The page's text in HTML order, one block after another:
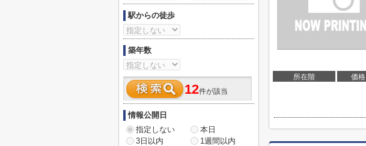
所在階 価格
駅からの徒歩
築年数
12件が該当
情報公開日
指定しない
本日
3日以内
1週間以内